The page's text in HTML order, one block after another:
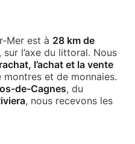
Mer est à 28 km de
, sur l’axe du littoral. Nous
l’achat et la vente
montres et de monnaies.
de-Cagnes, du
, nous recevons les